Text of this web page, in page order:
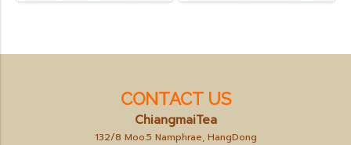
CONTACT US
ChiangmaiTea
132/8 Moo.5 Namphrae, HangDong